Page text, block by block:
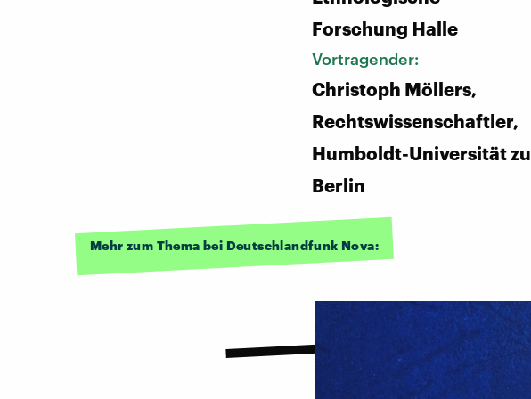
Forschung Halle
Vortragender:
Christoph Möllers,
Rechtswissenschaftler,
Humboldt-Universität zu
Berlin
Mehr zum Thema bei Deutschlandfunk Nova: